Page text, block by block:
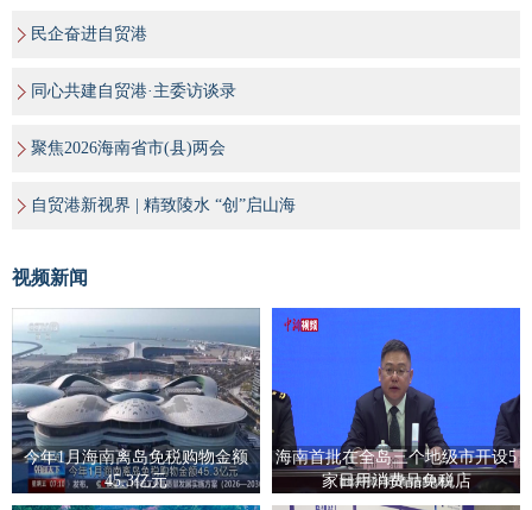
民企奋进自贸港
同心共建自贸港·主委访谈录
聚焦2026海南省市(县)两会
自贸港新视界 | 精致陵水 “创”启山海
视频新闻
今年1月海南离岛免税购物金额
45.3亿元
海南首批在全岛三个地级市开设5
家日用消费品免税店